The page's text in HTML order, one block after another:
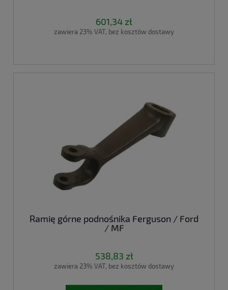
601,34 zł
zawiera 23% VAT, bez kosztów dostawy
Ramię górne podnośnika Ferguson / Ford
/ MF
538,83 zł
zawiera 23% VAT, bez kosztów dostawy